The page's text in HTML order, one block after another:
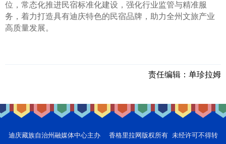
位，常态化推进民宿标准化建设，强化行业监管与精准服
务，着力打造具有迪庆特色的民宿品牌，助力全州文旅产业
高质量发展。
责任编辑： 单珍拉姆
迪庆藏族自治州融媒体中心主办 香格里拉网版权所有 未经许可不得转